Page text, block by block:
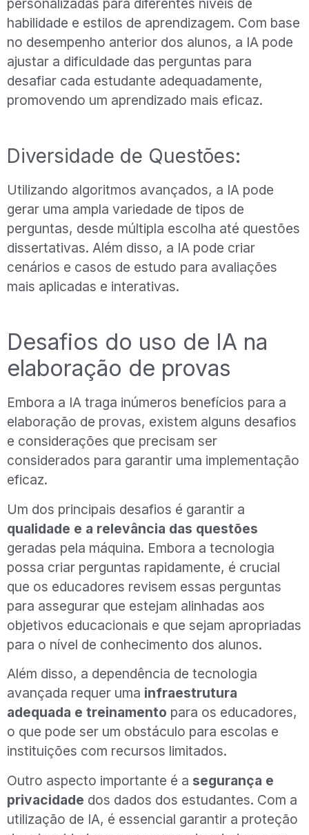
personalizadas para diferentes níveis de
habilidade e estilos de aprendizagem. Com base
no desempenho anterior dos alunos, a IA pode
ajustar a dificuldade das perguntas para
desafiar cada estudante adequadamente,
promovendo um aprendizado mais eficaz.
Diversidade de Questões:
Utilizando algoritmos avançados, a IA pode
gerar uma ampla variedade de tipos de
perguntas, desde múltipla escolha até questões
dissertativas. Além disso, a IA pode criar
cenários e casos de estudo para avaliações
mais aplicadas e interativas.
Desafios do uso de IA na
elaboração de provas
Embora a IA traga inúmeros benefícios para a
elaboração de provas, existem alguns desafios
e considerações que precisam ser
considerados para garantir uma implementação
eficaz.
Um dos principais desafios é garantir a
qualidade e a relevância das questões
geradas pela máquina. Embora a tecnologia
possa criar perguntas rapidamente, é crucial
que os educadores revisem essas perguntas
para assegurar que estejam alinhadas aos
objetivos educacionais e que sejam apropriadas
para o nível de conhecimento dos alunos.
Além disso, a dependência de tecnologia
avançada requer uma infraestrutura
adequada e treinamento para os educadores,
o que pode ser um obstáculo para escolas e
instituições com recursos limitados.
Outro aspecto importante é a segurança e
privacidade dos dados dos estudantes. Com a
utilização de IA, é essencial garantir a proteção